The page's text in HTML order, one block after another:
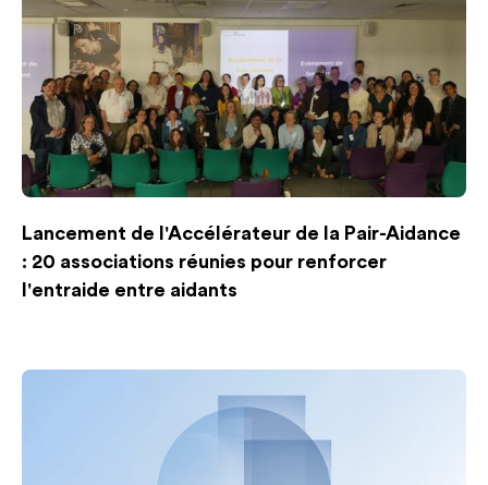
Lancement de l'Accélérateur de la Pair-Aidance
: 20 associations réunies pour renforcer
l'entraide entre aidants